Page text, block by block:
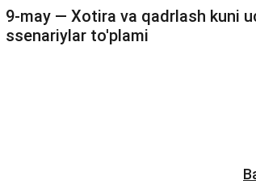
9-may — Xotira va qadrlash kuni
ssenariylar to'plami